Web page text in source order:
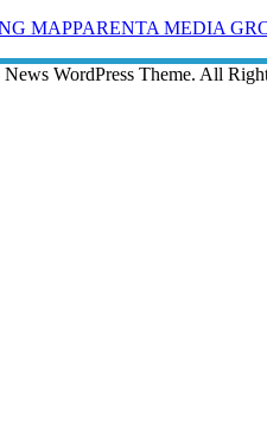
MAPPARENTA MEDIA
WordPress Theme. All